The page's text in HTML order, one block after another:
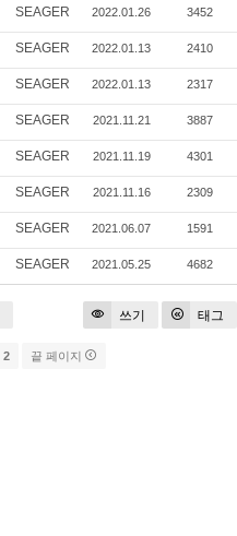
SEAGER 2022.01.26 3452
SEAGER 2022.01.13 2410
SEAGER 2022.01.13 2317
SEAGER 2021.11.21 3887
SEAGER 2021.11.19 4301
SEAGER 2021.11.16 2309
SEAGER 2021.06.07 1591
SEAGER 2021.05.25 4682
쓰기 태그
2 끝 페이지